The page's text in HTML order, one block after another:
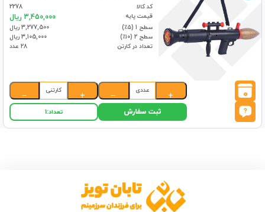
کد کالا
2278
قیمت پایه
3,450,000 ریال
سطح 1 (۵٪)
3,277,500 ریال
سطح 2 (۱۰٪)
3,105,000 ریال
تعداد در کارتن
28 عدد
0
+
عددی
−
+
کارتنی
−
ثبت سفارش تعداد:1